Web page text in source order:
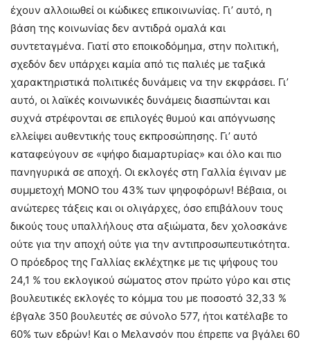
έχουν αλλοιωθεί οι κώδικες επικοινωνίας. Γι’ αυτό, η
βάση της κοινωνίας δεν αντιδρά ομαλά και
συντεταγμένα. Γιατί στο εποικοδόμημα, στην πολιτική,
σχεδόν δεν υπάρχει καμία από τις παλιές με ταξικά
χαρακτηριστικά πολιτικές δυνάμεις να την εκφράσει. Γι’
αυτό, οι λαϊκές κοινωνικές δυνάμεις διασπώνται και
συχνά στρέφονται σε επιλογές θυμού και απόγνωσης
ελλείψει αυθεντικής τους εκπροσώπησης. Γι’ αυτό
καταφεύγουν σε «ψήφο διαμαρτυρίας» και όλο και πιο
πανηγυρικά σε αποχή. Οι εκλογές στη Γαλλία έγιναν με
συμμετοχή ΜΟΝΟ του 43% των ψηφοφόρων! Βέβαια, οι
ανώτερες τάξεις και οι ολιγάρχες, όσο επιβάλουν τους
δικούς τους υπαλλήλους στα αξιώματα, δεν χολοσκάνε
ούτε για την αποχή ούτε για την αντιπροσωπευτικότητα.
Ο πρόεδρος της Γαλλίας εκλέχτηκε με τις ψήφους του
24,1 % του εκλογικού σώματος στον πρώτο γύρο και στις
βουλευτικές εκλογές το κόμμα του με ποσοστό 32,33 %
έβγαλε 350 βουλευτές σε σύνολο 577, ήτοι κατέλαβε το
60% των εδρών! Και ο Μελανσόν που έπρεπε να βγάλει 60